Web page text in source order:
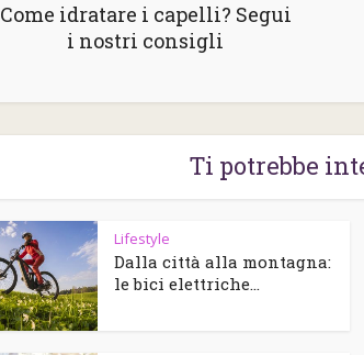
Come idratare i capelli? Segui
i nostri consigli
Ti potrebbe
Lifestyle
Dalla città alla montagna:
le bici elettriche...